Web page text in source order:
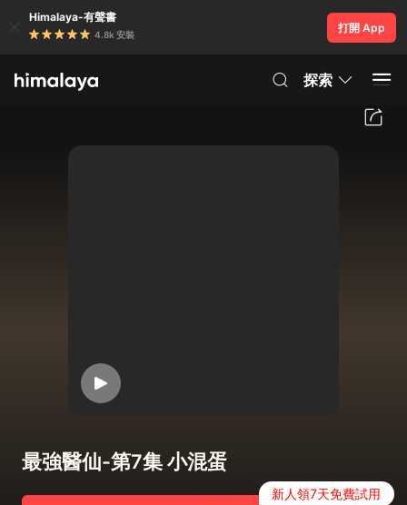
Himalaya-有聲書
4.8k 安裝
打開 App
探索
最強醫仙-第7集 小混蛋
新人領7天免費試用